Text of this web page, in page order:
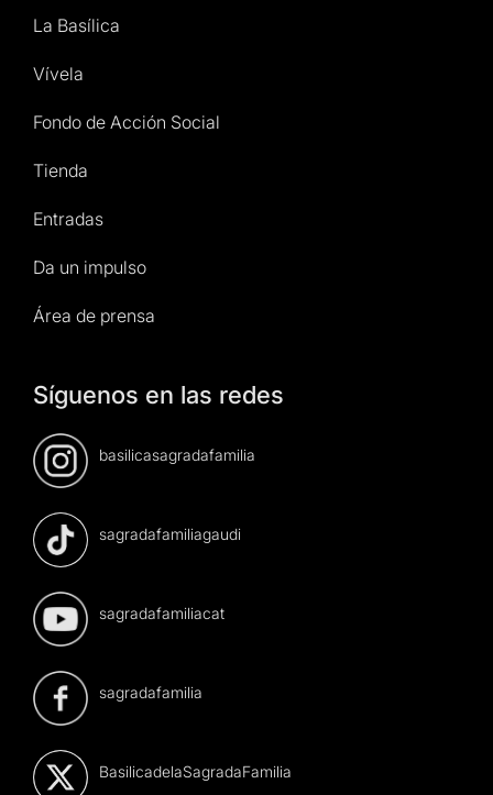
La Basílica
Vívela
Fondo de Acción Social
Tienda
Entradas
Da un impulso
Área de prensa
Síguenos en las redes
basilicasagradafamilia
sagradafamiliagaudi
sagradafamiliacat
sagradafamilia
BasilicadelaSagradaFamilia